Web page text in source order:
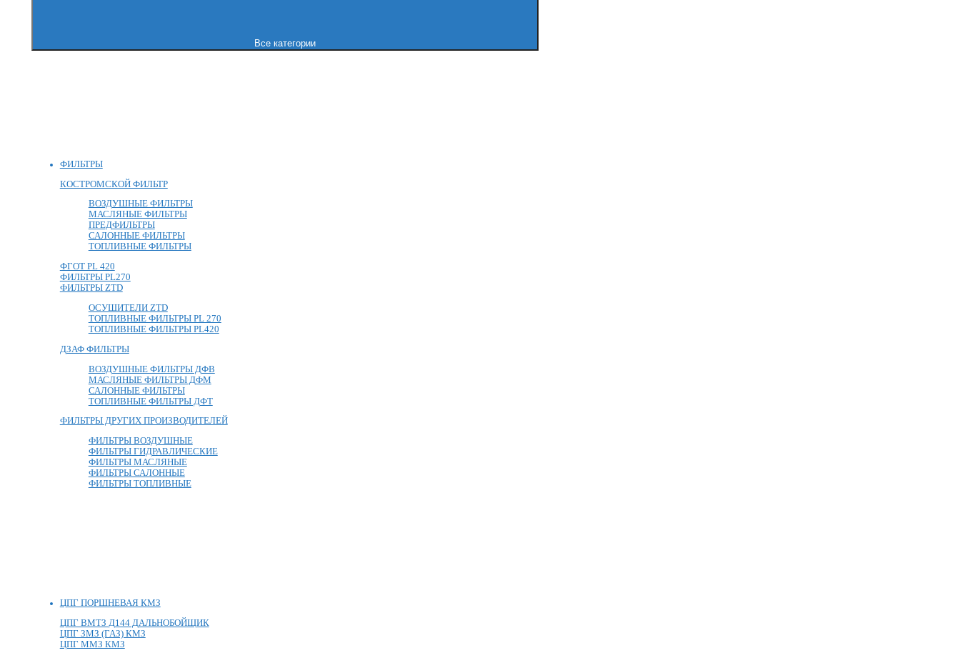
Все категории
ФИЛЬТРЫ
КОСТРОМСКОЙ ФИЛЬТР
ВОЗДУШНЫЕ ФИЛЬТРЫ
МАСЛЯНЫЕ ФИЛЬТРЫ
ПРЕДФИЛЬТРЫ
САЛОННЫЕ ФИЛЬТРЫ
ТОПЛИВНЫЕ ФИЛЬТРЫ
ФГОТ PL 420
ФИЛЬТРЫ PL270
ФИЛЬТРЫ ZTD
ОСУШИТЕЛИ ZTD
ТОПЛИВНЫЕ ФИЛЬТРЫ PL 270
ТОПЛИВНЫЕ ФИЛЬТРЫ PL420
ДЗАФ ФИЛЬТРЫ
ВОЗДУШНЫЕ ФИЛЬТРЫ ДФВ
МАСЛЯНЫЕ ФИЛЬТРЫ ДФМ
САЛОННЫЕ ФИЛЬТРЫ
ТОПЛИВНЫЕ ФИЛЬТРЫ ДФТ
ФИЛЬТРЫ ДРУГИХ ПРОИЗВОДИТЕЛЕЙ
ФИЛЬТРЫ ВОЗДУШНЫЕ
ФИЛЬТРЫ ГИДРАВЛИЧЕСКИЕ
ФИЛЬТРЫ МАСЛЯНЫЕ
ФИЛЬТРЫ САЛОННЫЕ
ФИЛЬТРЫ ТОПЛИВНЫЕ
ЦПГ ПОРШНЕВАЯ КМЗ
ЦПГ ВМТЗ Д144 ДАЛЬНОБОЙЩИК
ЦПГ ЗМЗ (ГАЗ) КМЗ
ЦПГ ММЗ КМЗ